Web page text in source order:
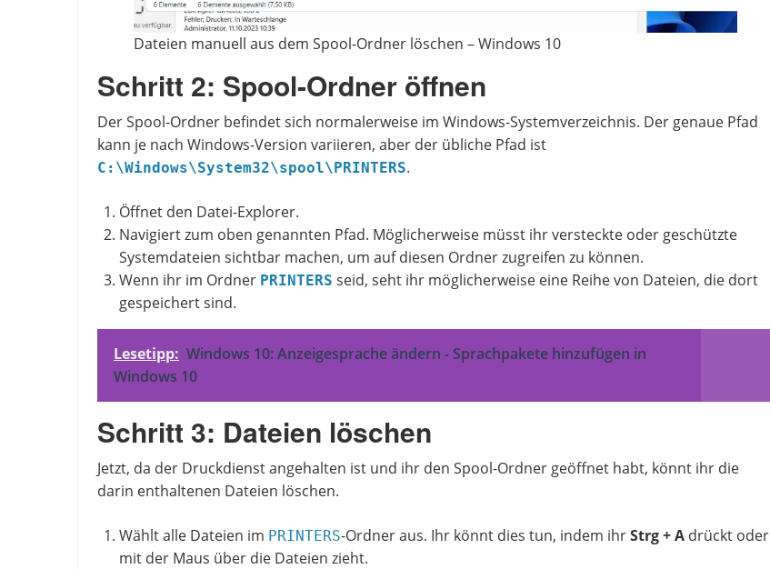
Dateien manuell aus dem Spool-Ordner löschen – Windows 10
Schritt 2: Spool-Ordner öffnen
Der Spool-Ordner befindet sich normalerweise im Windows-Systemverzeichnis. Der genaue Pfad
kann je nach Windows-Version variieren, aber der übliche Pfad ist
C:\Windows\System32\spool\PRINTERS.
Öffnet den Datei-Explorer.
Navigiert zum oben genannten Pfad. Möglicherweise müsst ihr versteckte oder geschützte
Systemdateien sichtbar machen, um auf diesen Ordner zugreifen zu können.
Wenn ihr im Ordner PRINTERS seid, seht ihr möglicherweise eine Reihe von Dateien, die dort
gespeichert sind.
Lesetipp: Windows 10: Anzeigesprache ändern - Sprachpakete hinzufügen in
Windows 10
Schritt 3: Dateien löschen
Jetzt, da der Druckdienst angehalten ist und ihr den Spool-Ordner geöffnet habt, könnt ihr die
darin enthaltenen Dateien löschen.
Wählt alle Dateien im PRINTERS-Ordner aus. Ihr könnt dies tun, indem ihrStrg + A drückt oder
mit der Maus über die Dateien zieht.